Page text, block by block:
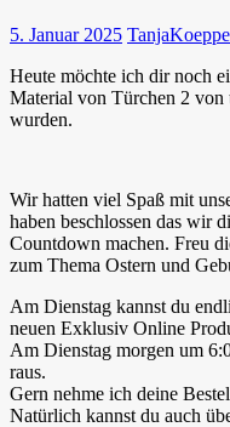
5. Januar 2025
Heute möchte ich dir noch
Material von Türchen 2 von
wurden.
Wir hatten viel Spaß mit
haben beschlossen das wir
Countdown machen. Freu
zum Thema Ostern und
Am Dienstag kannst du
neuen Exklusiv Online
Am Dienstag morgen um
raus.
Gern nehme ich deine
Natürlich kannst du auch